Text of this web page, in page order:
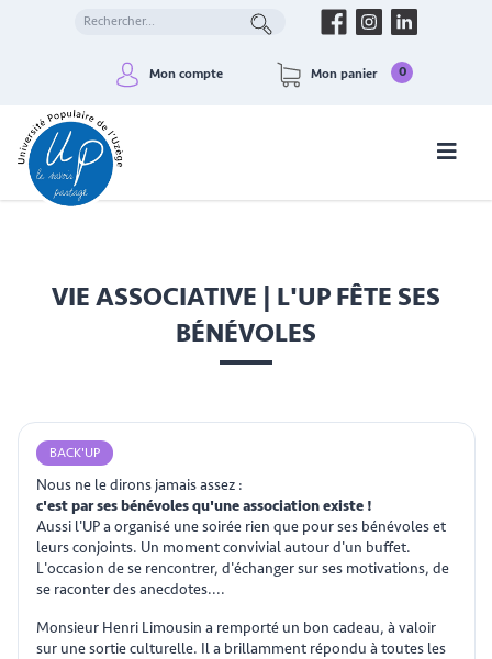
Mon compte Mon panier 0
VIE ASSOCIATIVE | L'UP FÊTE SES
BÉNÉVOLES
BACK'UP
Nous ne le dirons jamais assez :
c'est par ses bénévoles qu'une association existe !
Aussi l'UP a organisé une soirée rien que pour ses bénévoles et
leurs conjoints. Un moment convivial autour d'un buffet.
L'occasion de se rencontrer, d'échanger sur ses motivations, de
se raconter des anecdotes....
Monsieur Henri Limousin a remporté un bon cadeau, à valoir
sur une sortie culturelle. Il a brillamment répondu à toutes les